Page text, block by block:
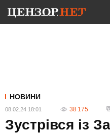
НОВИНИ
08.02.24 18:01 38 175
Зустрівся із